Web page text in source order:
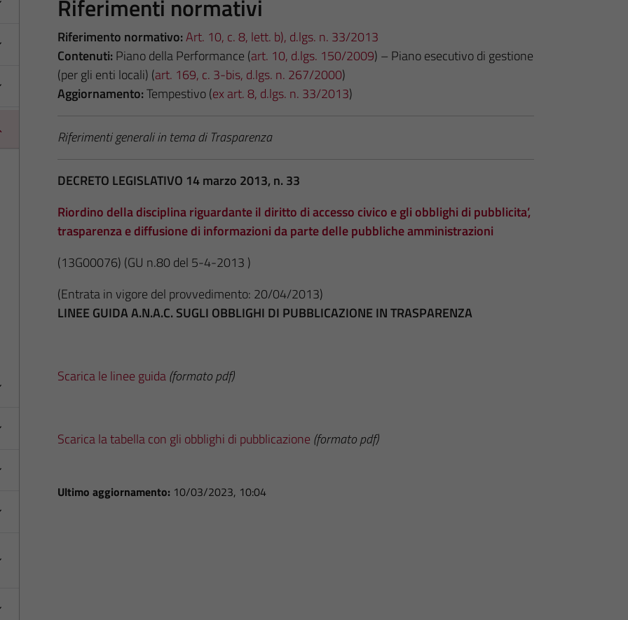
Riferimenti normativi
Riferimento normativo:Art. 10, c. 8, lett. b), d.lgs. n. 33/2013
Contenuti: Piano della Performance (art. 10, d.lgs. 150/2009) – Piano esecutivo di gestione
(per gli enti locali) (art. 169, c. 3-bis, d.lgs. n. 267/2000)
Aggiornamento:Tempestivo (ex art. 8, d.lgs. n. 33/2013)
Riferimenti generali in tema di Trasparenza
DECRETO LEGISLATIVO 14 marzo 2013, n. 33
Riordino della disciplina riguardante il diritto di accesso civico e gli obblighi di pubblicita’,
trasparenza e diffusione di informazioni da parte delle pubbliche amministrazioni
(13G00076) (GU n.80 del 5-4-2013 )
(Entrata in vigore del provvedimento: 20/04/2013)
LINEE GUIDA A.N.A.C. SUGLI OBBLIGHI DI PUBBLICAZIONE IN TRASPARENZA
Scarica le linee guida(formato pdf)
Scarica la tabella con gli obblighi di pubblicazione (formato pdf)
Ultimo aggiornamento: 10/03/2023, 10:04